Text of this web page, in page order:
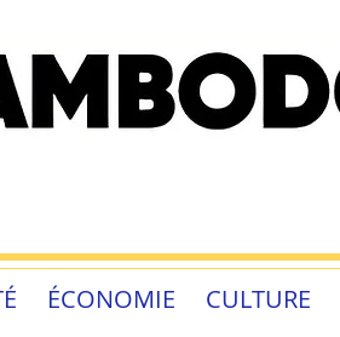
ÉCONOMIE CULTURE